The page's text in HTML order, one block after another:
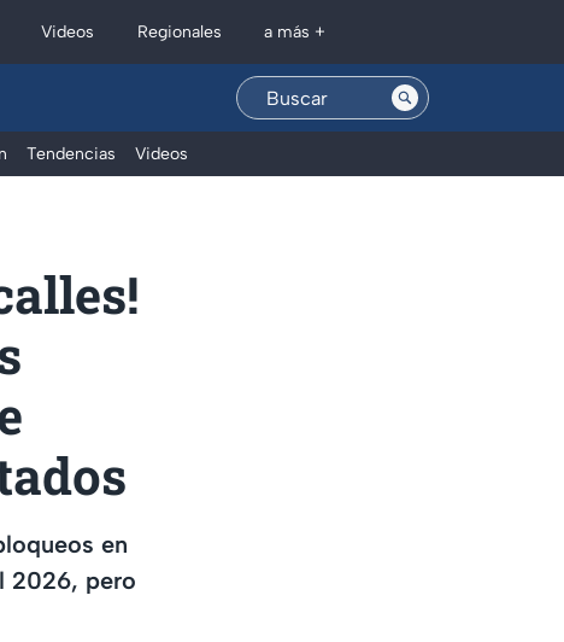
Videos Regionales a más +
Tendencias Videos
en
2026, pero